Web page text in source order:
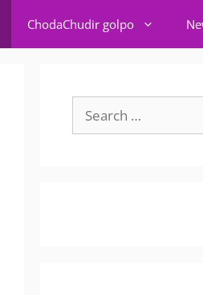
ChodaChudir golpo
for: